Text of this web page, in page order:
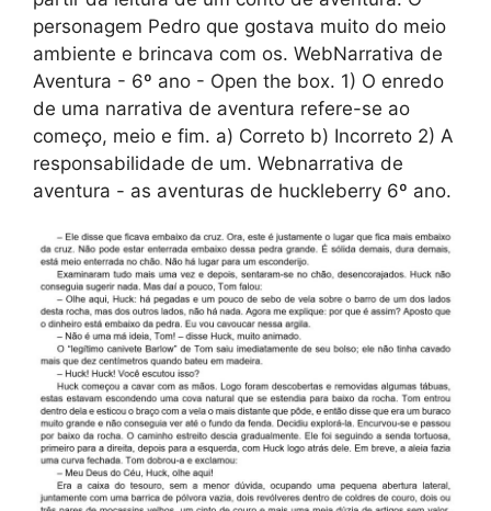
personagem Pedro que gostava muito do meio
ambiente e brincava com os. WebNarrativa de
Aventura - 6º ano - Open the box. 1) O enredo
de uma narrativa de aventura refere-se ao
começo, meio e fim. a) Correto b) Incorreto 2) A
responsabilidade de um. Webnarrativa de
aventura - as aventuras de huckleberry 6º ano.